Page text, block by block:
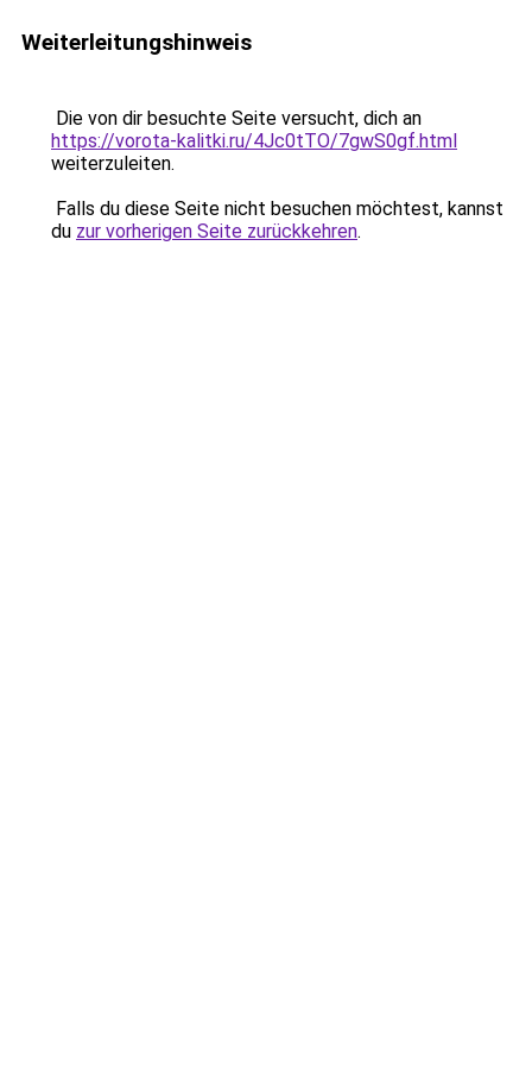
Weiterleitungshinweis
Die von dir besuchte Seite versucht, dich an
https://vorota-kalitki.ru/4Jc0tTO/7gwS0gf.html
weiterzuleiten.
Falls du diese Seite nicht besuchen möchtest, kannst
du zur vorherigen Seite zurückkehren.